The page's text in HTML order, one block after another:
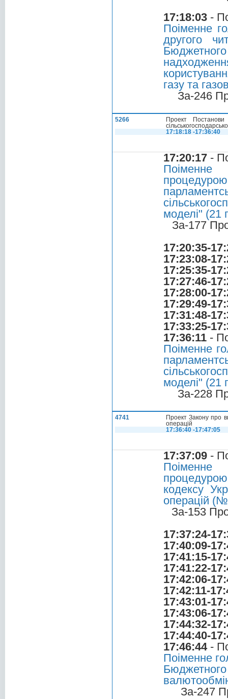
17:18:03 -
Поіменне
другого
газу та
За-246
5266
Проект
17:18:18 -17:36:40
17:20:17 -
Поіменне
моделі" (21
За-177
17:20:35-
17:23:08-
17:25:35-
17:27:46-
17:28:00-
17:29:49-
17:31:48-
17:33:25-
17:36:11 -
Поіменне
моделі" (21
За-228
4741
Проект Закону про
операцій
17:36:40 -17:47:05
17:37:09 -
Поіменне
кодексу
операцій
За-153
17:37:24-
17:40:09-
17:41:15-
17:41:22-
17:42:06-
17:42:11-
17:43:01-
17:43:06-
17:44:32-
17:44:40-
17:46:44-
Поіменне
За-247